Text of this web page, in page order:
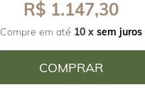
R$ 1.147,30
Compre em até 10 x sem juros
COMPRAR